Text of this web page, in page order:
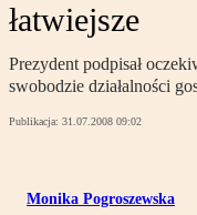
łatwiejsze
Prezydent podpisał
swobodzie działalności
Publikacja: 31.07.2008 09:02
Monika Pogroszewska